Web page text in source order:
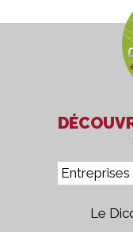
Entreprises
Le